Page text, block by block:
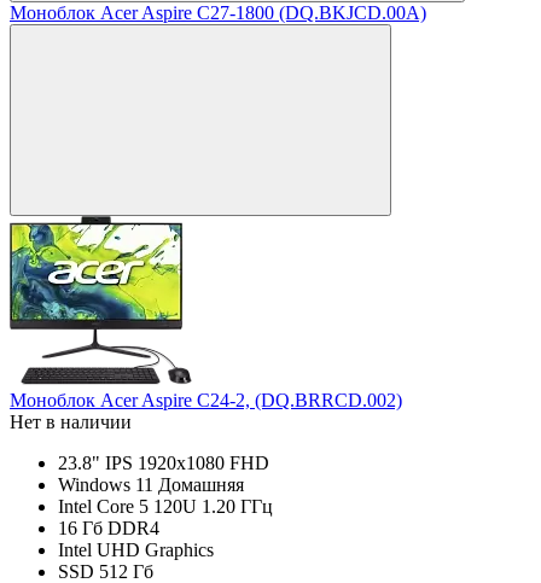
Моноблок Acer Aspire C27-1800 (DQ.BKJCD.00A)
Моноблок Acer Aspire C24-2, (DQ.BRRCD.002)
Нет в наличии
23.8" IPS 1920x1080 FHD
Windows 11 Домашняя
Intel Core 5 120U 1.20 ГГц
16 Гб DDR4
Intel UHD Graphics
SSD 512 Гб